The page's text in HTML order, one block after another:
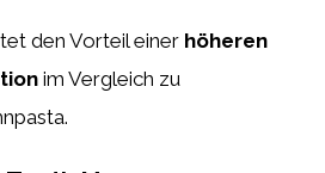
den Vorteil einer höheren
im Vergleich zu